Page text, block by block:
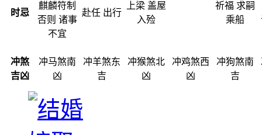
时忌
麒麟符制
否则 诸事
不宜
赴任 出行
上梁 盖屋
入殓
祈福 求嗣
乘船
冲煞 冲马煞南 冲羊煞东 冲猴煞北 冲鸡煞西 冲狗煞南
吉凶
凶 吉 凶 凶 吉